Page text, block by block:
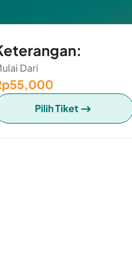
Dari
Pilih Tiket